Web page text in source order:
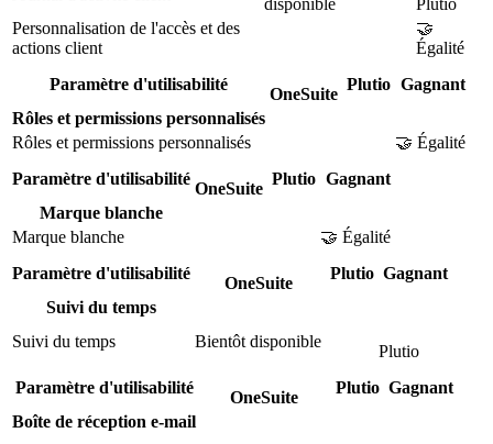
Personnalisation de l'accès et des
actions client
🤝
Égalité
Paramètre d'utilisabilité
OneSuite
Plutio Gagnant
Rôles et permissions personnalisés
Rôles et permissions personnalisés
🤝 Égalité
Paramètre d'utilisabilité
OneSuite
Plutio Gagnant
Marque blanche
Marque blanche
🤝 Égalité
Paramètre d'utilisabilité
OneSuite
Plutio Gagnant
Suivi du temps
Suivi du temps
Bientôt disponible
Plutio
Paramètre d'utilisabilité
OneSuite
Plutio Gagnant
Boîte de réception e-mail